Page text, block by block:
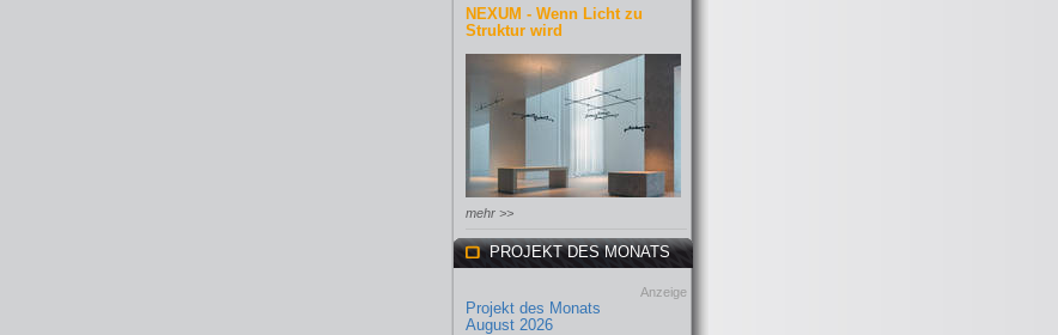
NEXUM - Wenn Licht zu
Struktur wird
mehr >>
PROJEKT DES MONATS
Anzeige
Projekt des Monats
August 2026